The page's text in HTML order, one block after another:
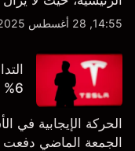
الشراء المفرط.
14:55, 28 أغسطس 2025
6%
الحركة الإيجابية
الجمعة الماضي